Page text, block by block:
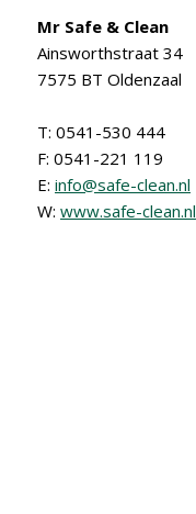
Mr Safe & Clean
Ainsworthstraat 34
7575 BT Oldenzaal
T: 0541-530 444
F: 0541-221 119
E: info@safe-clean.nl
W: www.safe-clean.nl